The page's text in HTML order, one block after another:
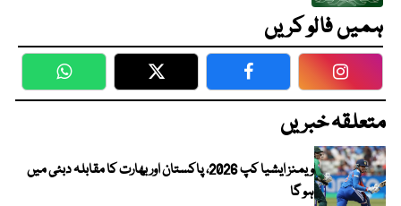
ہمیں فالو کریں
WhatsApp Twitter Facebook
متعلقہ خبریں
ویمنز ایشیا کپ 2026، پاکستان اور بھارت کا مقابلہ دبئی میں
ہو گا